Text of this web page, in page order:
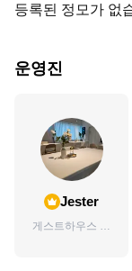
등록된 정모가 없
운영진
Jester
게스트하우스 호